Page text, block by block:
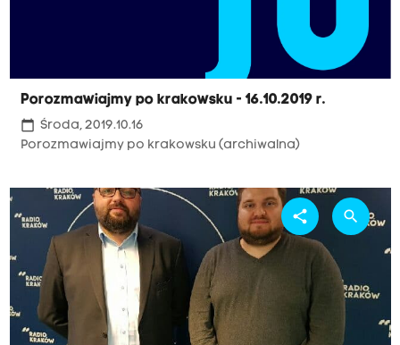
Porozmawiajmy po krakowsku - 16.10.2019 r.
calendar_today Środa, 2019.10.16
Porozmawiajmy po krakowsku (archiwalna)
share search